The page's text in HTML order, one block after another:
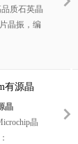
质石英晶
晶振，编
振尺寸：
贴片晶
温度补偿
及卫星通
有源晶
晶
晶